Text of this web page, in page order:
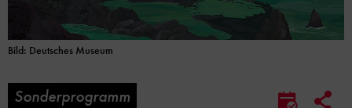
Bild: Deutsches Museum
Sonderprogramm